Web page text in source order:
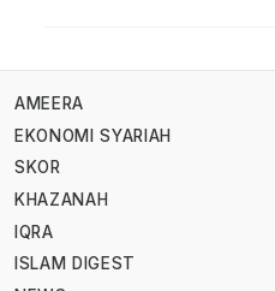
AMEERA
EKONOMI SYARIAH
SKOR
KHAZANAH
IQRA
ISLAM DIGEST